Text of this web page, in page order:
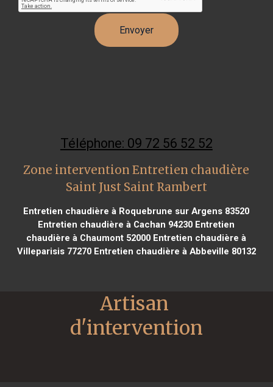
Téléphone: 09 72 56 52 52
Zone intervention Entretien chaudière
Saint Just Saint Rambert
Entretien chaudière à Roquebrune sur Argens 83520
Entretien chaudière à Cachan 94230 Entretien
chaudière à Chaumont 52000 Entretien chaudière à
Villeparisis 77270Entretien chaudière à Abbeville 80132
Artisan
d'intervention